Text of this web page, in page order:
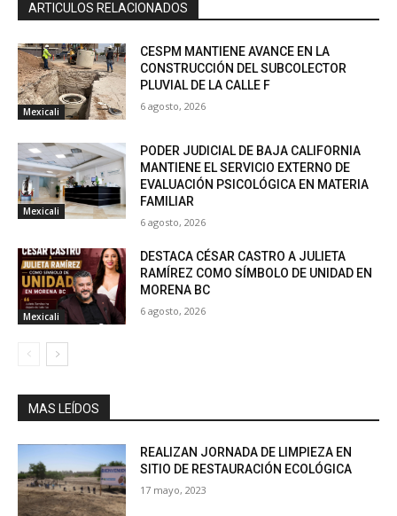
ARTICULOS RELACIONADOS
Mexicali
CESPM MANTIENE AVANCE EN LA
CONSTRUCCIÓN DEL SUBCOLECTOR
PLUVIAL DE LA CALLE F
6 agosto, 2026
Mexicali
PODER JUDICIAL DE BAJA CALIFORNIA
MANTIENE EL SERVICIO EXTERNO DE
EVALUACIÓN PSICOLÓGICA EN MATERIA
FAMILIAR
6 agosto, 2026
Mexicali
DESTACA CÉSAR CASTRO A JULIETA
RAMÍREZ COMO SÍMBOLO DE UNIDAD EN
MORENA BC
6 agosto, 2026
MAS LEÍDOS
REALIZAN JORNADA DE LIMPIEZA EN
SITIO DE RESTAURACIÓN ECOLÓGICA
17 mayo, 2023